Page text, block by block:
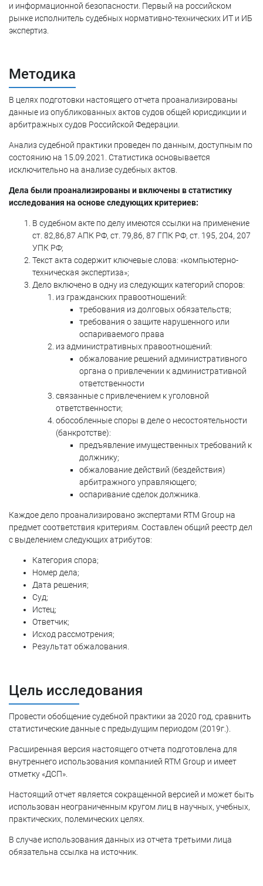
и информационной безопасности. Первый на российском
рынке исполнитель судебных нормативно-технических ИТ и ИБ
экспертиз.
Методика
В целях подготовки настоящего отчета проанализированы
данные из опубликованных актов судов общей юрисдикции и
арбитражных судов Российской Федерации.
Анализ судебной практики проведен по данным, доступным по
состоянию на 15.09.2021. Статистика основывается
исключительно на анализе судебных актов.
Дела были проанализированы и включены в статистику
исследования на основе следующих критериев:
В судебном акте по делу имеются ссылки на применение
ст. 82,86,87 АПК РФ, ст. 79,86, 87 ГПК РФ, ст. 195, 204, 207
УПК РФ;
Текст акта содержит ключевые слова: «компьютерно-
техническая экспертиза»;
Дело включено в одну из следующих категорий споров:
из гражданских правоотношений:
требования из долговых обязательств;
требования о защите нарушенного или
оспариваемого права
из административных правоотношений:
обжалование решений административного
органа о привлечении к административной
ответственности
связанные с привлечением к уголовной
ответственности;
обособленные споры в деле о несостоятельности
(банкротстве):
предъявление имущественных требований к
должнику;
обжалование действий (бездействия)
арбитражного управляющего;
оспаривание сделок должника.
Каждое дело проанализировано экспертами RTM Group на
предмет соответствия критериям. Составлен общий реестр дел
с выделением следующих атрибутов:
Категория спора;
Номер дела;
Дата решения;
Суд;
Истец;
Ответчик;
Исход рассмотрения;
Результат обжалования.
Цель исследования
Провести обобщение судебной практики за 2020 год, сравнить
статистические данные с предыдущим периодом (2019г.).
Расширенная версия настоящего отчета подготовлена для
внутреннего использования компанией RTM Group и имеет
отметку «ДСП».
Настоящий отчет является сокращенной версией и может быть
использован неограниченным кругом лиц в научных, учебных,
практических, полемических целях.
В случае использования данных из отчета третьими лица
обязательна ссылка на источник.